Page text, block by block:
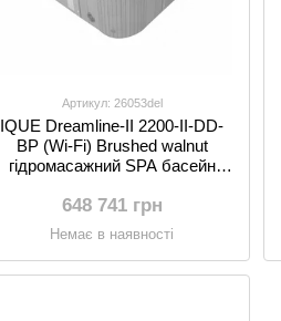
Артикул: 26053del
IQUE Dreamline-II 2200-II-DD-
BP (Wi-Fi) Brushed walnut
гідромасажний SPA басейн
648 741 грн
Немає в наявності